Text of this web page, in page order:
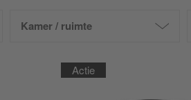
Kamer / ruimte
Actie